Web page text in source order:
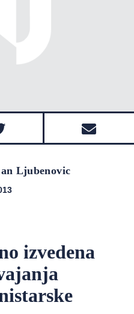
Ljubenovic
izvedena